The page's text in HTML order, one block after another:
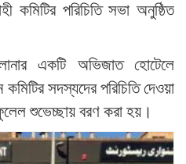
কমিটির পরিচিতি সভা অনুষ্ঠিত
একটি অভিজাত হোটেলে
সদস্যদের পরিচিতি দেওয়া
শুভেচ্ছায় বরণ করা হয়।